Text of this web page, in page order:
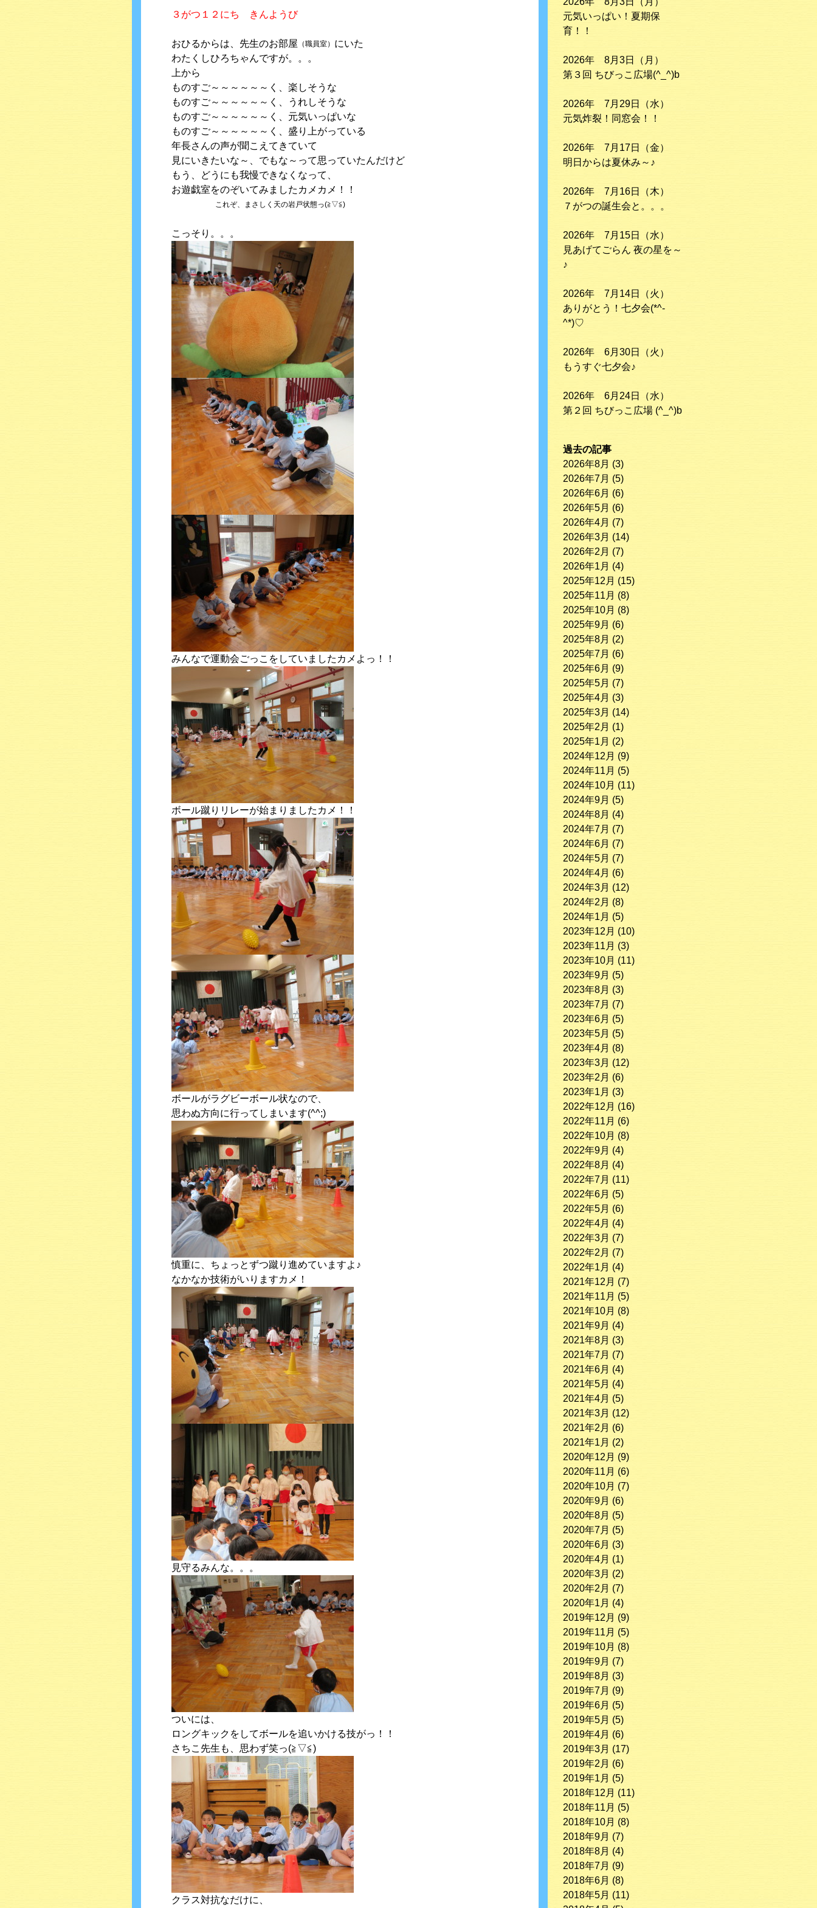
３がつ１２にち きんようび
おひるからは、先生のお部屋 （職員室） にいた
わたくしひろちゃんですが。。。
上から
ものすご～～～～～～く、楽しそうな
ものすご～～～～～～く、うれしそうな
ものすご～～～～～～く、元気いっぱいな
ものすご～～～～～～く、盛り上がっている
年長さんの声が聞こえてきていて
見にいきたいな～、でもな～って思っていたんだけど
もう、どうにも我慢できなくなって、
お遊戯室をのぞいてみましたカメカメ！！
これぞ、まさしく天の岩戸状態っ(≧▽≦)
こっそり。。。
みんなで運動会ごっこをしていましたカメよっ！！
ボール蹴りリレーが始まりましたカメ！！
ボールがラグビーボール状なので、
思わぬ方向に行ってしまいます(^^;)
慎重に、ちょっとずつ蹴り進めていますよ♪
なかなか技術がいりますカメ！
見守るみんな。。。
ついには、
ロングキックをしてボールを追いかける技がっ！！
さちこ先生も、思わず笑っ(≧▽≦)
クラス対抗なだけに、
元気いっぱい！夏期保
育！！
2026年 8月3日（月）
第３回 ちびっこ広場(^_^)b
2026年 7月29日（水）
元気炸裂！同窓会！！
2026年 7月17日（金）
明日からは夏休み～♪
2026年 7月16日（木）
７がつの誕生会と。。。
2026年 7月15日（水）
見あげてごらん 夜の星を～
♪
2026年 7月14日（火）
ありがとう！七夕会(*^-
^*)♡
2026年 6月30日（火）
もうすぐ七夕会♪
2026年 6月24日（水）
第２回 ちびっこ広場 (^_^)b
過去の記事
2026年8月 (3)
2026年7月 (5)
2026年6月 (6)
2026年5月 (6)
2026年4月 (7)
2026年3月 (14)
2026年2月 (7)
2026年1月 (4)
2025年12月 (15)
2025年11月 (8)
2025年10月 (8)
2025年9月 (6)
2025年8月 (2)
2025年7月 (6)
2025年6月 (9)
2025年5月 (7)
2025年4月 (3)
2025年3月 (14)
2025年2月 (1)
2025年1月 (2)
2024年12月 (9)
2024年11月 (5)
2024年10月 (11)
2024年9月 (5)
2024年8月 (4)
2024年7月 (7)
2024年6月 (7)
2024年5月 (7)
2024年4月 (6)
2024年3月 (12)
2024年2月 (8)
2024年1月 (5)
2023年12月 (10)
2023年11月 (3)
2023年10月 (11)
2023年9月 (5)
2023年8月 (3)
2023年7月 (7)
2023年6月 (5)
2023年5月 (5)
2023年4月 (8)
2023年3月 (12)
2023年2月 (6)
2023年1月 (3)
2022年12月 (16)
2022年11月 (6)
2022年10月 (8)
2022年9月 (4)
2022年8月 (4)
2022年7月 (11)
2022年6月 (5)
2022年5月 (6)
2022年4月 (4)
2022年3月 (7)
2022年2月 (7)
2022年1月 (4)
2021年12月 (7)
2021年11月 (5)
2021年10月 (8)
2021年9月 (4)
2021年8月 (3)
2021年7月 (7)
2021年6月 (4)
2021年5月 (4)
2021年4月 (5)
2021年3月 (12)
2021年2月 (6)
2021年1月 (2)
2020年12月 (9)
2020年11月 (6)
2020年10月 (7)
2020年9月 (6)
2020年8月 (5)
2020年7月 (5)
2020年6月 (3)
2020年4月 (1)
2020年3月 (2)
2020年2月 (7)
2020年1月 (4)
2019年12月 (9)
2019年11月 (5)
2019年10月 (8)
2019年9月 (7)
2019年8月 (3)
2019年7月 (9)
2019年6月 (5)
2019年5月 (5)
2019年4月 (6)
2019年3月 (17)
2019年2月 (6)
2019年1月 (5)
2018年12月 (11)
2018年11月 (5)
2018年10月 (8)
2018年9月 (7)
2018年8月 (4)
2018年7月 (9)
2018年6月 (8)
2018年5月 (11)